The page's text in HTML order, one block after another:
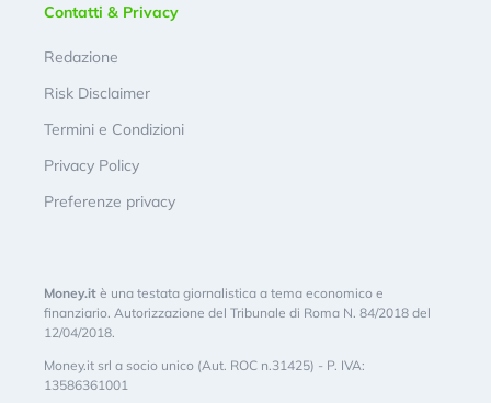
Contatti & Privacy
Redazione
Risk Disclaimer
Termini e Condizioni
Privacy Policy
Preferenze privacy
Money.it è una testata giornalistica a tema economico e
finanziario. Autorizzazione del Tribunale di Roma N. 84/2018 del
12/04/2018.
Money.it srl a socio unico (Aut. ROC n.31425) - P. IVA:
13586361001